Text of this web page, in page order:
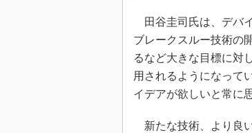
田谷圭司氏は、デバ
ブレークスルー技術の
るなど大きな目標に対
用されるようになって
イデアが欲しいと常に
新たな技術、より良